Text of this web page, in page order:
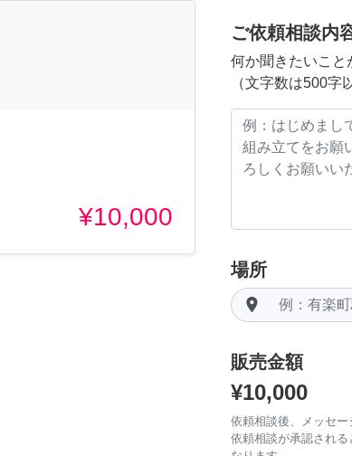
¥10,000
ご依頼相談内
何か聞きたいこと
（文字数は500字
場所
room
販売金額
¥10,000
依頼相談後、メッセー
依頼相談が承認され